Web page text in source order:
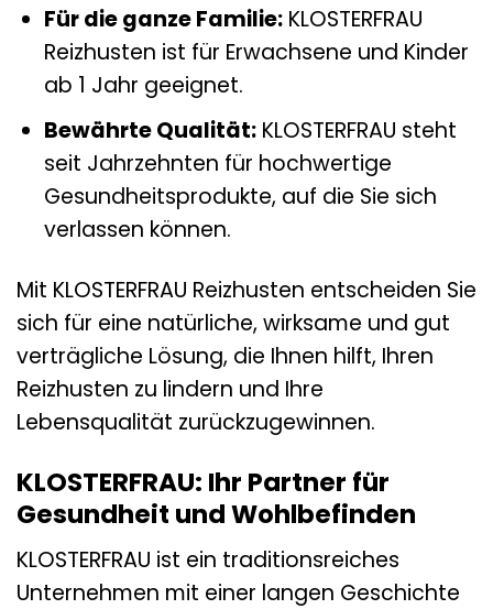
Für die ganze Familie:KLOSTERFRAU
Reizhusten ist für Erwachsene und Kinder
ab 1 Jahr geeignet.
Bewährte Qualität:KLOSTERFRAU steht
seit Jahrzehnten für hochwertige
Gesundheitsprodukte, auf die Sie sich
verlassen können.
Mit KLOSTERFRAU Reizhusten entscheiden Sie
sich für eine natürliche, wirksame und gut
verträgliche Lösung, die Ihnen hilft, Ihren
Reizhusten zu lindern und Ihre
Lebensqualität zurückzugewinnen.
KLOSTERFRAU: Ihr Partner für
Gesundheit und Wohlbefinden
KLOSTERFRAU ist ein traditionsreiches
Unternehmen mit einer langen Geschichte